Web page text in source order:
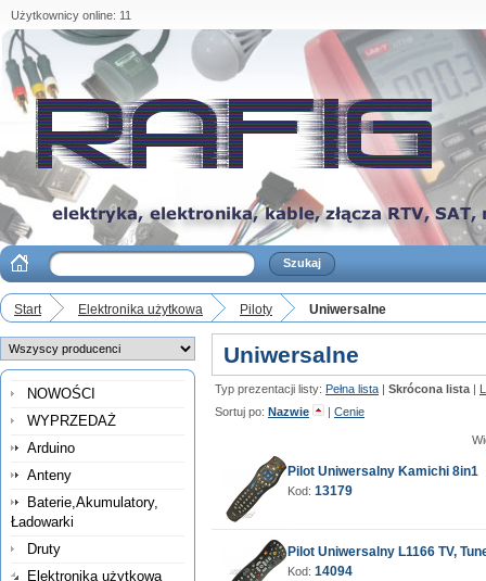
Użytkownicy online: 11
Start Elektronika użytkowa Piloty Uniwersalne
NOWOŚCI
WYPRZEDAŻ
Arduino
Anteny
Baterie,Akumulatory,
Ładowarki
Druty
Elektronika użytkowa
Uniwersalne
Typ prezentacji listy: Pełna lista | Skrócona lista |
Sortuj po: Nazwie | Cenie
Pilot Uniwersalny Kamichi 8in1
Kod: 13179
Pilot Uniwersalny L1166 TV,
Kod: 14094